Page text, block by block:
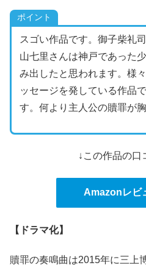
ポイント
スゴい作品です。御子柴礼
山七里さんは神戸であった
み出したと思われます。様
ッセージを発している作品
す。何より主人公の贖罪が胸
↓この作品の口
Amazonレビ
【ドラマ化】
贖罪の奏鳴曲は2015年に三上